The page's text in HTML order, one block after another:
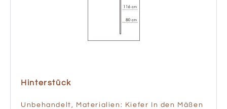
Hinterstück
Unbehandelt, Materialien: Kiefer In den Mäßen